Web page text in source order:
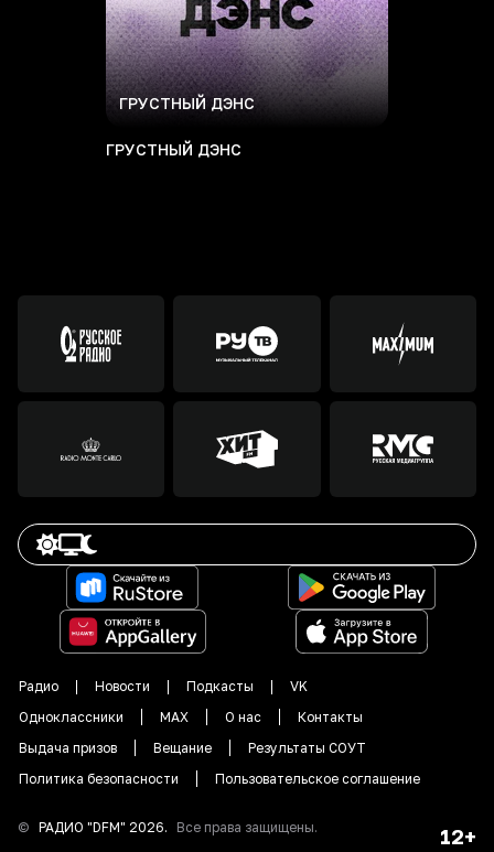
ГРУСТНЫЙ ДЭНС
ГРУСТНЫЙ ДЭНС
Радио Новости Подкасты
VK
Одноклассники
MAX О нас
Контакты
Выдача призов
Вещание
Результаты СОУТ
Политика безопасности
Пользовательское соглашение
© РАДИО "DFM" 2026. Все права защищены. 12+